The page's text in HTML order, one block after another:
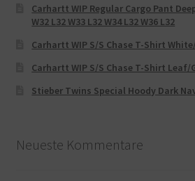
Carhartt WIP Regular Cargo Pant
W32 L32 W33 L32 W34 L32 W36 L32
Carhartt WIP S/S Chase T-Shirt
Carhartt WIP S/S Chase T-Shirt Leaf/
Stieber Twins Special Hoody Dark
Neueste Kommentare